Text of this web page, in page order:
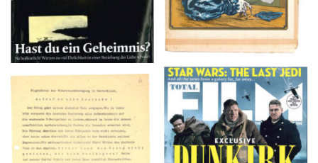
TOTAL FILM #260 –
SUMMER 2017
Flugblätter der Weissen
Rose – V, Januar 1943